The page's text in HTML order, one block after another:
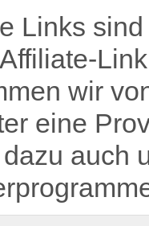
Links
wir
eine
auch